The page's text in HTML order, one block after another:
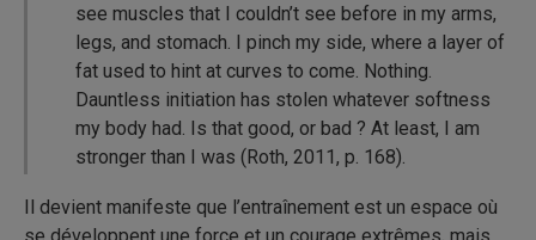
see muscles that I couldn’t see before in my arms,
legs, and stomach. I pinch my side, where a layer of
fat used to hint at curves to come. Nothing.
Dauntless initiation has stolen whatever softness
my body had. Is that good, or bad ? At least, I am
stronger than I was (Roth, 2011, p. 168).
Il devient manifeste que l’entraînement est un espace où